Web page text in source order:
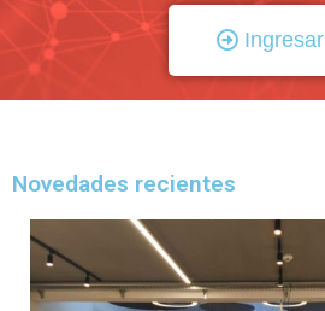
Ingresar
Novedades recientes